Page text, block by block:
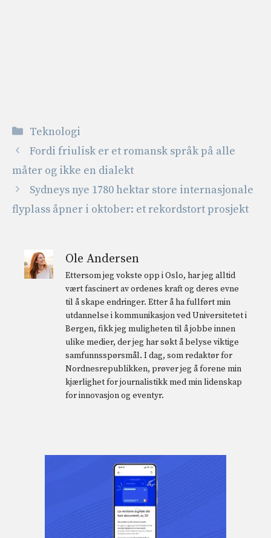
Kategorier
Teknologi
Fordi friulisk er et romansk språk på alle
måter og ikke en dialekt
Sydneys nye 1780 hektar store internasjonale
flyplass åpner i oktober: et rekordstort prosjekt
Ole Andersen
Ettersom jeg vokste opp i Oslo, har jeg alltid
vært fascinert av ordenes kraft og deres evne
til å skape endringer. Etter å ha fullført min
utdannelse i kommunikasjon ved Universitetet i
Bergen, fikk jeg muligheten til å jobbe innen
ulike medier, der jeg har søkt å belyse viktige
samfunnsspørsmål. I dag, som redaktør for
Nordnesrepublikken, prøver jeg å forene min
kjærlighet for journalistikk med min lidenskap
for innovasjon og eventyr.